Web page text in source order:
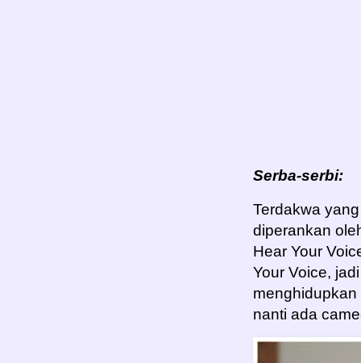
Serba-serbi:
Terdakwa
diperankan
Hear Your
Your Voice,
nanti ada